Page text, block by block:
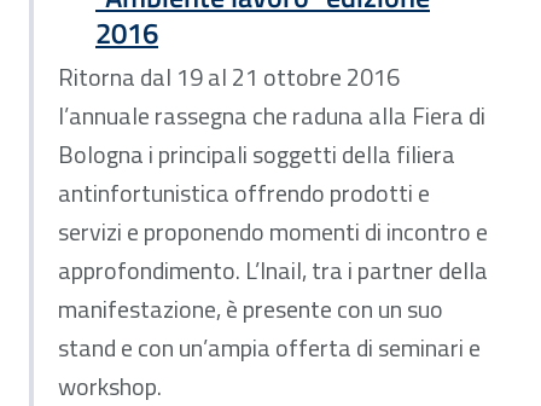
2016
Ritorna dal 19 al 21 ottobre 2016
l’annuale rassegna che raduna alla Fiera di
Bologna i principali soggetti della filiera
antinfortunistica offrendo prodotti e
servizi e proponendo momenti di incontro e
approfondimento. L’Inail, tra i partner della
manifestazione, è presente con un suo
stand e con un’ampia offerta di seminari e
workshop.